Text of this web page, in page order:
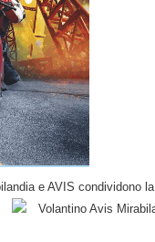
e AVIS condividono la